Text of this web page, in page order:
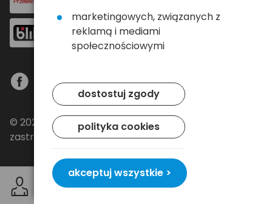
© 2024 Baltrade sp. z o.o. - Wszelkie prawa
zastrzeżone.
marketingowych, związanych z
reklamą i mediami
społecznościowymi
dostostuj zgody
polityka cookies
akceptuj wszystkie >